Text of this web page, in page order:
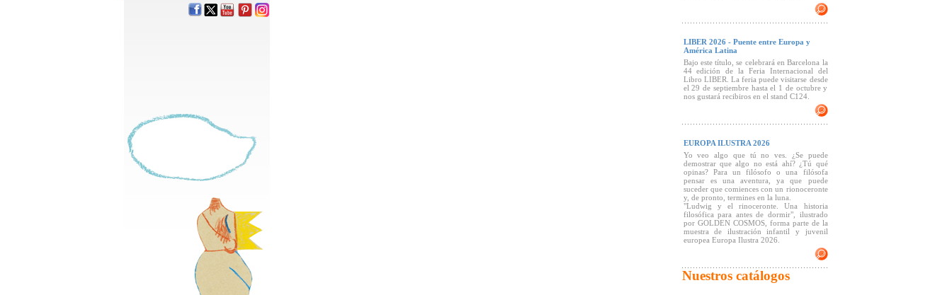
LIBER 2026 - Puente entre Europa y
América Latina
Bajo este título, se celebrará en Barcelona la
44 edición de la Feria Internacional del
Libro LIBER. La feria puede visitarse desde
el 29 de septiembre hasta el 1 de octubre y
nos gustará recibiros en el stand C124.
EUROPA ILUSTRA 2026
Yo veo algo que tú no ves. ¿Se puede
demostrar que algo no está ahí? ¿Tú qué
opinas? Para un filósofo o una filósofa
pensar es una aventura, ya que puede
suceder que comiences con un rionoceronte
y, de pronto, termines en la luna.
"Ludwig y el rinoceronte. Una historia
filosófica para antes de dormir", ilustrado
por GOLDEN COSMOS, forma parte de la
muestra de ilustración infantil y juvenil
europea Europa Ilustra 2026.
Nuestros catálogos